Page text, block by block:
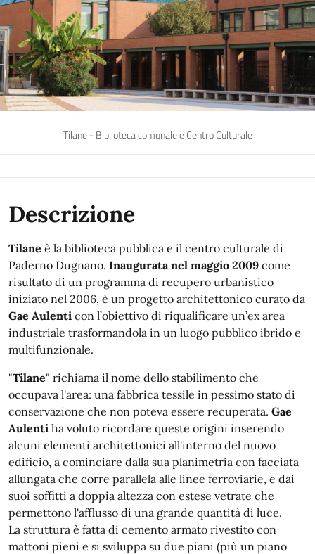
Tilane - Biblioteca comunale e Centro Culturale
Descrizione
Tilane è la biblioteca pubblica e il centro culturale di
Paderno Dugnano. Inaugurata nel maggio 2009 come
risultato di un programma di recupero urbanistico
iniziato nel 2006, è un progetto architettonico curato da
Gae Aulenti con l’obiettivo di riqualificare un’ex area
industriale trasformandola in un luogo pubblico ibrido e
multifunzionale.
"Tilane" richiama il nome dello stabilimento che
occupava l'area: una fabbrica tessile in pessimo stato di
conservazione che non poteva essere recuperata. Gae
Aulenti ha voluto ricordare queste origini inserendo
alcuni elementi architettonici all'interno del nuovo
edificio, a cominciare dalla sua planimetria con facciata
allungata che corre parallela alle linee ferroviarie, e dai
suoi soffitti a doppia altezza con estese vetrate che
permettono l'afflusso di una grande quantità di luce.
La struttura è fatta di cemento armato rivestito con
mattoni pieni e si sviluppa su due piani (più un piano